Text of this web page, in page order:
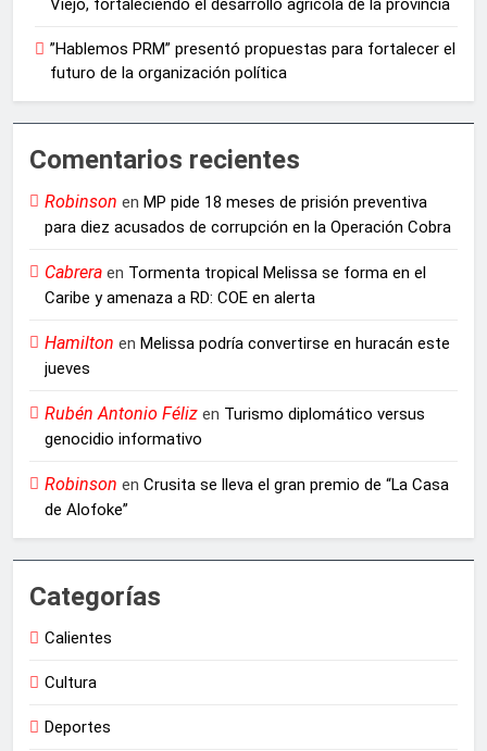
Viejo, fortaleciendo el desarrollo agrícola de la provincia
”Hablemos PRM” presentó propuestas para fortalecer el
futuro de la organización política
Comentarios recientes
Robinson en MP pide 18 meses de prisión preventiva
para diez acusados de corrupción en la Operación Cobra
Cabrera en Tormenta tropical Melissa se forma en el
Caribe y amenaza a RD: COE en alerta
Hamilton en Melissa podría convertirse en huracán este
jueves
Rubén Antonio Féliz en Turismo diplomático versus
genocidio informativo
Robinson en Crusita se lleva el gran premio de “La Casa
de Alofoke”
Categorías
Calientes
Cultura
Deportes